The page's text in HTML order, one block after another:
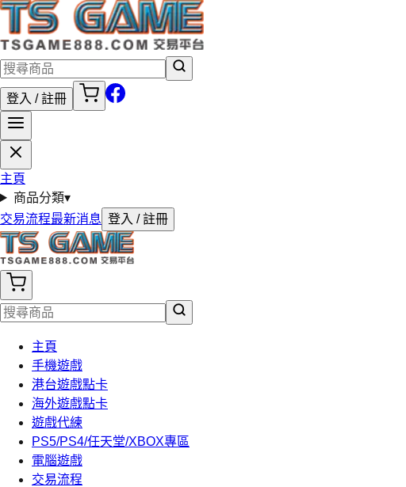
登入 / 註冊
主頁
商品分類▾
交易流程最新消息 登入 / 註冊
主頁
手機遊戲
港台遊戲點卡
海外遊戲點卡
遊戲代練
PS5/PS4/任天堂/XBOX專區
電腦遊戲
交易流程